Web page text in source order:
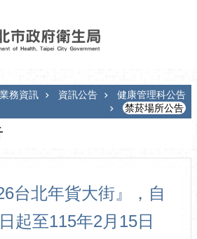
業務資訊 資訊公告
健康管理科公告
禁菸場所公告
台北年貨大街』，自
起至115年2月15日